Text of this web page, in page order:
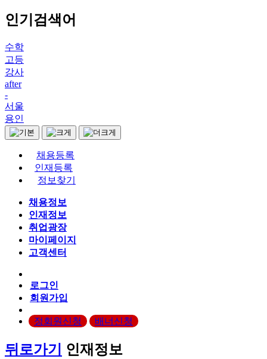
인기검색어
수학
고등
강사
after
-
서울
용인
채용등록
인재등록
정보찾기
채용정보
인재정보
취업광장
마이페이지
고객센터
로그인
회원가입
정회원신청 배너신청
뒤로가기 인재정보